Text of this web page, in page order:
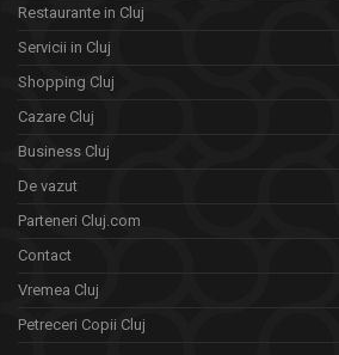
Restaurante in Cluj
Servicii in Cluj
Shopping Cluj
Cazare Cluj
Business Cluj
De vazut
Parteneri Cluj.com
Contact
Vremea Cluj
Petreceri Copii Cluj